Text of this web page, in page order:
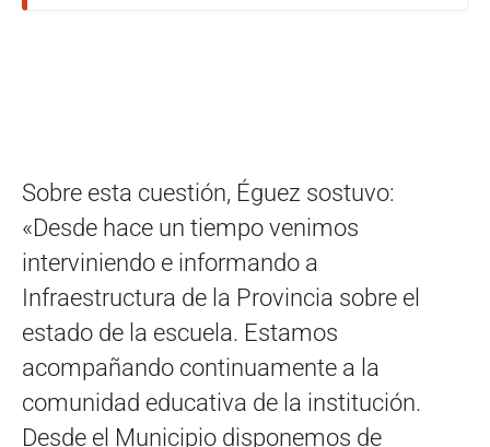
Sobre esta cuestión, Éguez sostuvo:
«Desde hace un tiempo venimos
interviniendo e informando a
Infraestructura de la Provincia sobre el
estado de la escuela. Estamos
acompañando continuamente a la
comunidad educativa de la institución.
Desde el Municipio disponemos de